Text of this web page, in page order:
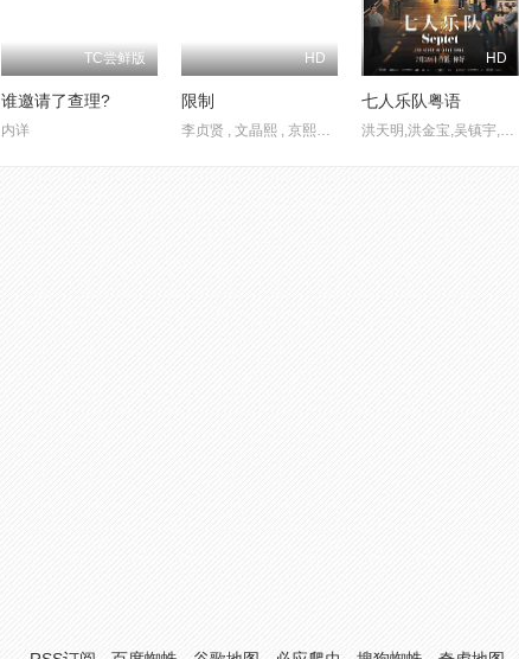
TC尝鲜版
谁邀请了查理?
内详
HD
限制
李贞贤 , 文晶熙 , 京熙妍 , 朴明勋 , 崔德门 , 朴庆惠
HD
七人乐队粤语
洪天明,洪金宝,吴镇宇,马菀迎,余香凝,吴澋滔,元华,林恺铃,伍咏诗,胡子彤